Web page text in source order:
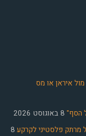
איראן או מס
הסף" 8 באוגוסט 2026
מרתק פלסטיני לקרקע 8